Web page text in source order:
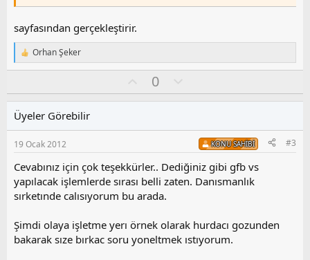
sayfasından gerçekleştirir.
T
e
i
l
e
r
:
Orhan Şeker
y
0
l
s
u
z
o
y
a
Üyeler Görebilir
19 Ocak 2012 KONU SAHIBI #3
Cevabınız için çok teşekkürler.. Dediğiniz gibi gfb vs
yapılacak işlemlerde sırası belli zaten. Danısmanlık
sırketınde calısıyorum bu arada.
Şimdi olaya işletme yerı örnek olarak hurdacı gozunden
bakarak sıze bırkac soru yoneltmek ıstıyorum.